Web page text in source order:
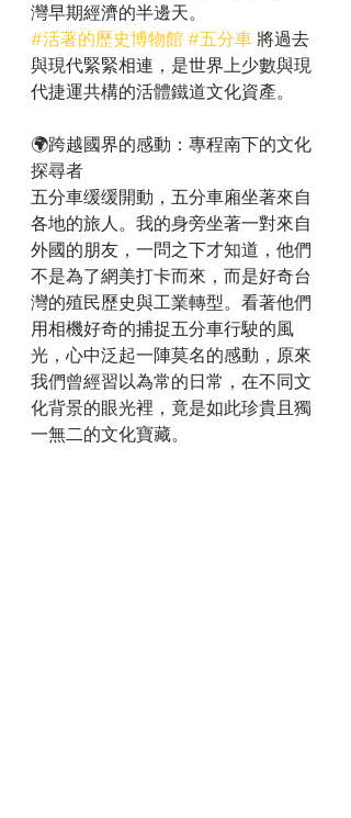
灣早期經濟的半邊天。
#活著的歷史博物館 #五分車 將過去
與現代緊緊相連，是世界上少數與現
代捷運共構的活體鐵道文化資產。
🌍跨越國界的感動：專程南下的文化
探尋者
五分車缓缓開動，五分車廂坐著來自
各地的旅人。我的身旁坐著一對來自
外國的朋友，一問之下才知道，他們
不是為了網美打卡而來，而是好奇台
灣的殖民歷史與工業轉型。看著他們
用相機好奇的捕捉五分車行駛的風
光，心中泛起一陣莫名的感動，原來
我們曾經習以為常的日常，在不同文
化背景的眼光裡，竟是如此珍貴且獨
一無二的文化寶藏。